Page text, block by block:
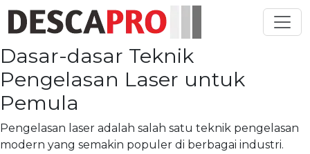
Dasar-dasar Teknik
Pengelasan Laser untuk
Pemula
Pengelasan laser adalah salah satu teknik pengelasan
modern yang semakin populer di berbagai industri.